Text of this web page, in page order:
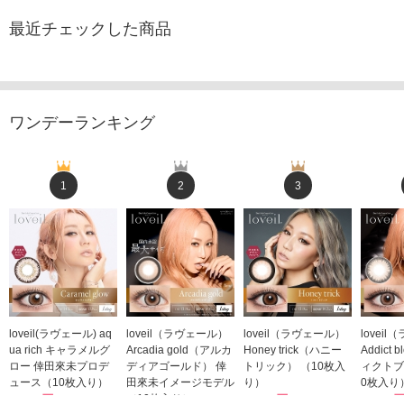
最近チェックした商品
ワンデーランキング
1
loveil(ラヴェール) aq
ua rich キャラメルグ
ロー 倖田來未プロデ
ュース（10枚入り）
2
loveil（ラヴェール）
Arcadia gold（アルカ
ディアゴールド） 倖
田來未イメージモデル
3
loveil（ラヴェール）
Honey trick（ハニー
トリック） （10枚入
り）
loveil（
Addict
ィクト
0枚入り